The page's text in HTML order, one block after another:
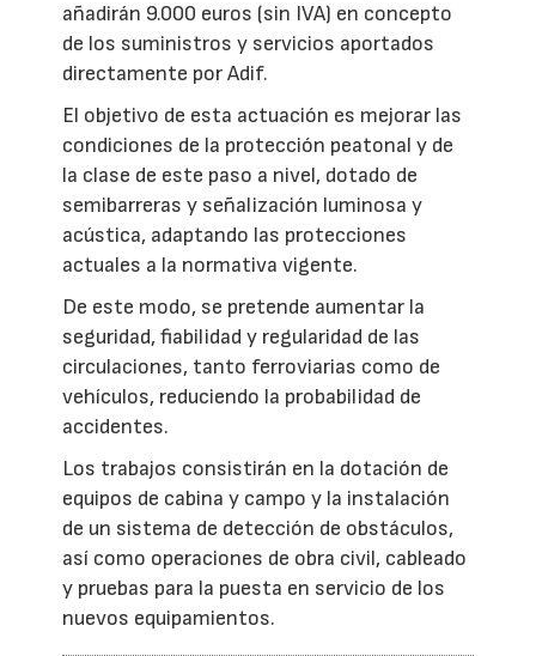
añadirán 9.000 euros (sin IVA) en concepto
de los suministros y servicios aportados
directamente por Adif.
El objetivo de esta actuación es mejorar las
condiciones de la protección peatonal y de
la clase de este paso a nivel, dotado de
semibarreras y señalización luminosa y
acústica, adaptando las protecciones
actuales a la normativa vigente.
De este modo, se pretende aumentar la
seguridad, fiabilidad y regularidad de las
circulaciones, tanto ferroviarias como de
vehículos, reduciendo la probabilidad de
accidentes.
Los trabajos consistirán en la dotación de
equipos de cabina y campo y la instalación
de un sistema de detección de obstáculos,
así como operaciones de obra civil, cableado
y pruebas para la puesta en servicio de los
nuevos equipamientos.